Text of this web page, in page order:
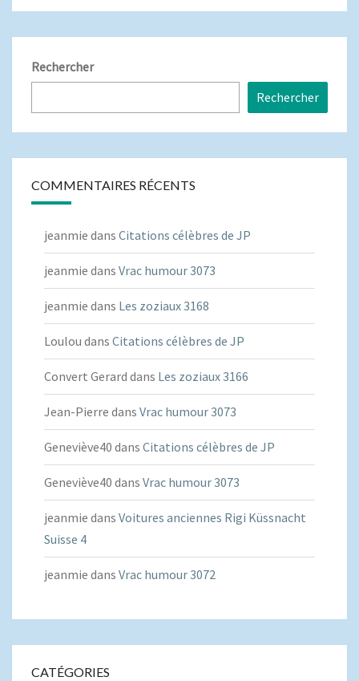
Rechercher
Rechercher
COMMENTAIRES RÉCENTS
jeanmie dans Citations célèbres de JP
jeanmie dans Vrac humour 3073
jeanmie dans Les zoziaux 3168
Loulou dans Citations célèbres de JP
Convert Gerard dans Les zoziaux 3166
Jean-Pierre dans Vrac humour 3073
Geneviève40 dans Citations célèbres de JP
Geneviève40 dans Vrac humour 3073
jeanmie dans Voitures anciennes Rigi Küssnacht
Suisse 4
jeanmie dans Vrac humour 3072
CATÉGORIES